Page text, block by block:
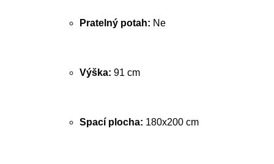
Pratelný potah: Ne
Výška: 91 cm
Spací plocha: 180x200 cm